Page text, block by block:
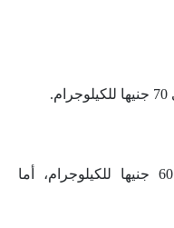
وصل سعر السمك المكرونة إلى 60 جنيها للكيلوجرام، أما